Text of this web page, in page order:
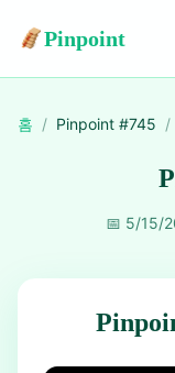
Pinpoint
홈 / Pinpoint #745 /
📅 5/15/